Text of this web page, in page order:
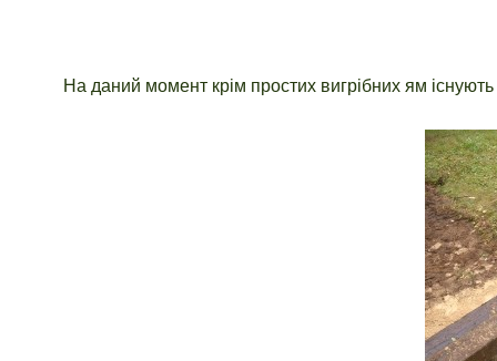
На даний момент крім простих вигрібних ям